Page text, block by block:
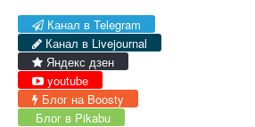
Канал в Telegram
Канал в Livejournal
Яндекс дзен
youtube
Блог на Boosty
Блог в Pikabu